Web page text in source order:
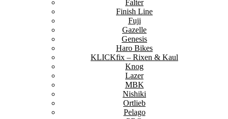
Falter
Finish Line
Fuji
Gazelle
Genesis
Haro Bikes
KLICKfix – Rixen & Kaul
Knog
Lazer
MBK
Nishiki
Ortlieb
Pelago